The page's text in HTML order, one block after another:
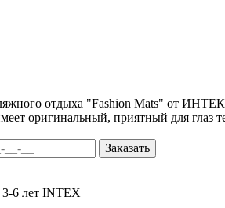
отдыха "Fashion Mats" от
оригинальный, приятный для глаз
Заказать
6 лет INTEX